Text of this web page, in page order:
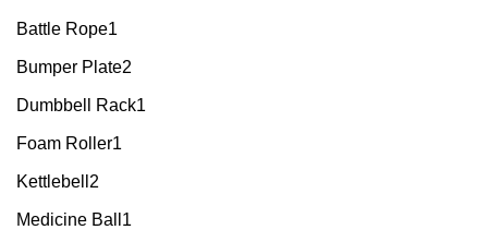
Battle Rope1
Bumper Plate2
Dumbbell Rack1
Foam Roller1
Kettlebell 2
Medicine Ball 1